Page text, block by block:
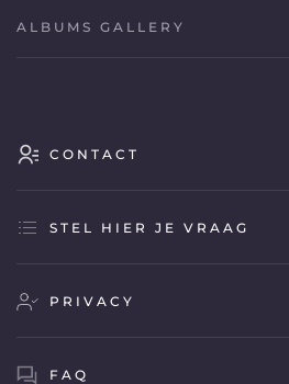
ALBUMS GALLERY
CONTACT
STEL HIER JE VRAAG
PRIVACY
FAQ